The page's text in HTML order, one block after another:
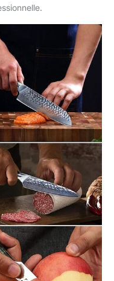
d'essai et
le couteau
parfait à nos